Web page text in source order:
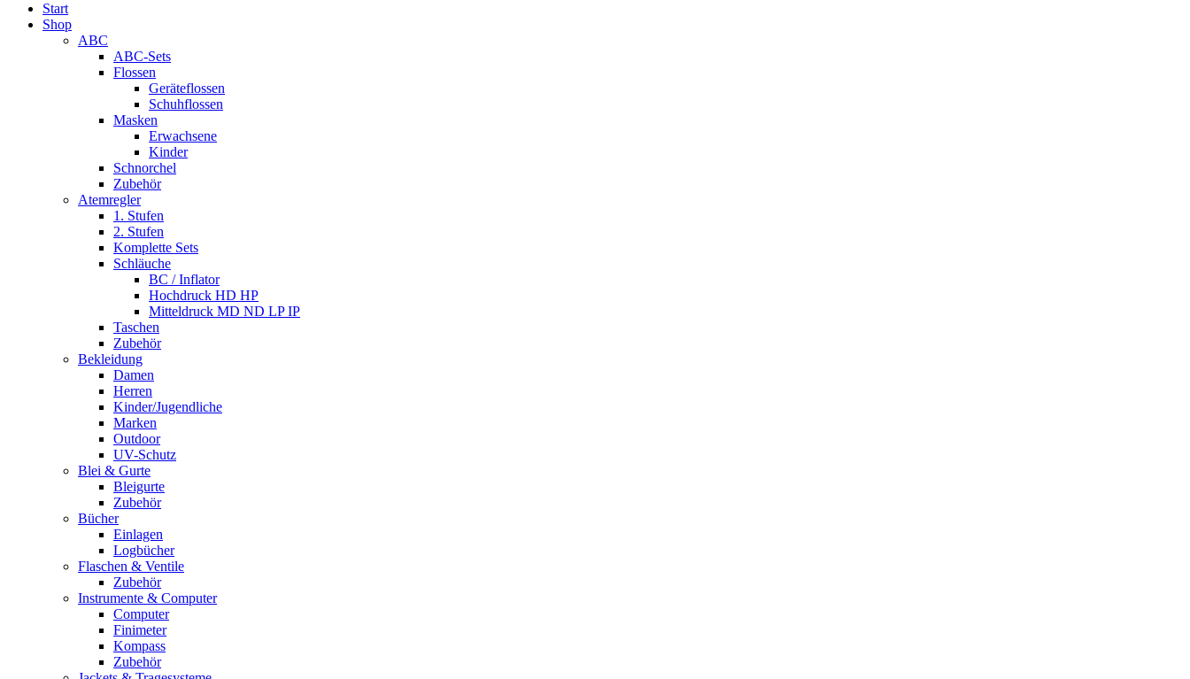
Start
Shop
ABC
ABC-Sets
Flossen
Geräteflossen
Schuhflossen
Masken
Erwachsene
Kinder
Schnorchel
Zubehör
Atemregler
1. Stufen
2. Stufen
Komplette Sets
Schläuche
BC / Inflator
Hochdruck HD HP
Mitteldruck MD ND LP IP
Taschen
Zubehör
Bekleidung
Damen
Herren
Kinder/Jugendliche
Marken
Outdoor
UV-Schutz
Blei & Gurte
Bleigurte
Zubehör
Bücher
Einlagen
Logbücher
Flaschen & Ventile
Zubehör
Instrumente & Computer
Computer
Finimeter
Kompass
Zubehör